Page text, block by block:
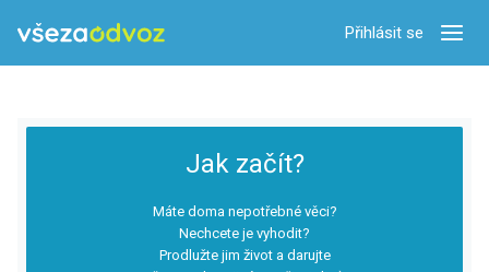
Přihlásit se
Jak začít?
Máte doma nepotřebné věci?
Nechcete je vyhodit?
Prodlužte jim život a darujte